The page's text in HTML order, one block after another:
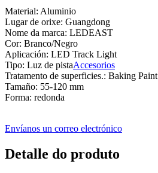
Material: Aluminio
Lugar de orixe: Guangdong
Nome da marca: LEDEAST
Cor: Branco/Negro
Aplicación: LED Track Light
Tipo: Luz de pistaAccesorios
Tratamento de superficies.: Baking Paint
Tamaño: 55-120 mm
Forma: redonda
Envíanos un correo electrónico
Detalle do produto